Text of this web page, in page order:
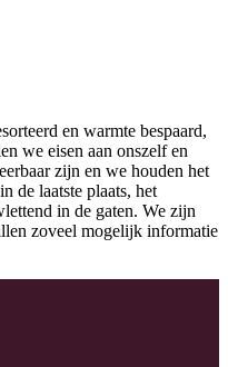
en warmte bespaard,
we eisen aan onszelf en
zijn en we houden het
de laatste plaats, het
in de gaten. We zijn
zoveel mogelijk informatie